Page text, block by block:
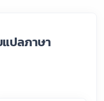
แปลภาษา